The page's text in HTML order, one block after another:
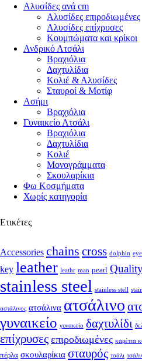
Αλυσίδες ανά cm
Αλυσίδες επιροδιωμένες
Αλυσίδες επίχρυσες
Κουμπώματα και κρίκοι
Ανδρικό Ατσάλι
Βραχιόλια
Δαχτυλίδια
Κολιέ & Αλυσίδες
Σταυροί & Μοτίφ
Ασήμι
Βραχιόλια
Γυναικείο Ατσάλι
Βραχιόλια
Δαχτυλίδια
Κολιέ
Μονογράμματα
Σκουλαρίκια
Φω Κοσμήματα
Χωρίς κατηγορία
Ετικέτες
Accessories chains cross dolphin eye
key leather leathr man pearl
stainless steel stainless stell
αστάλινος ατσάλινα ατσάλινο
γυναικείο γυνακείο δαχτυλίδι
επίχρυσες επιροδιωμένες καρέττα
πέρλα σκουλαρίκια σταυρός τσάλι